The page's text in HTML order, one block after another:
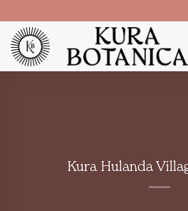
naar
inhoud
Kura Hulanda